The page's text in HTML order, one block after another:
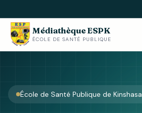
Médiathèque ESPK
ÉCOLE DE SANTÉ PUBLIQUE
École de Santé Publique de Kinshasa